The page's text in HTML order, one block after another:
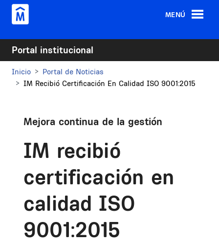
Pasar al contenido principal
MENÚ
Portal institucional
Inicio
Portal de Noticias
IM Recibió Certificación En Calidad ISO 9001:2015
Mejora continua de la gestión
IM recibió
certificación en
calidad ISO
9001:2015